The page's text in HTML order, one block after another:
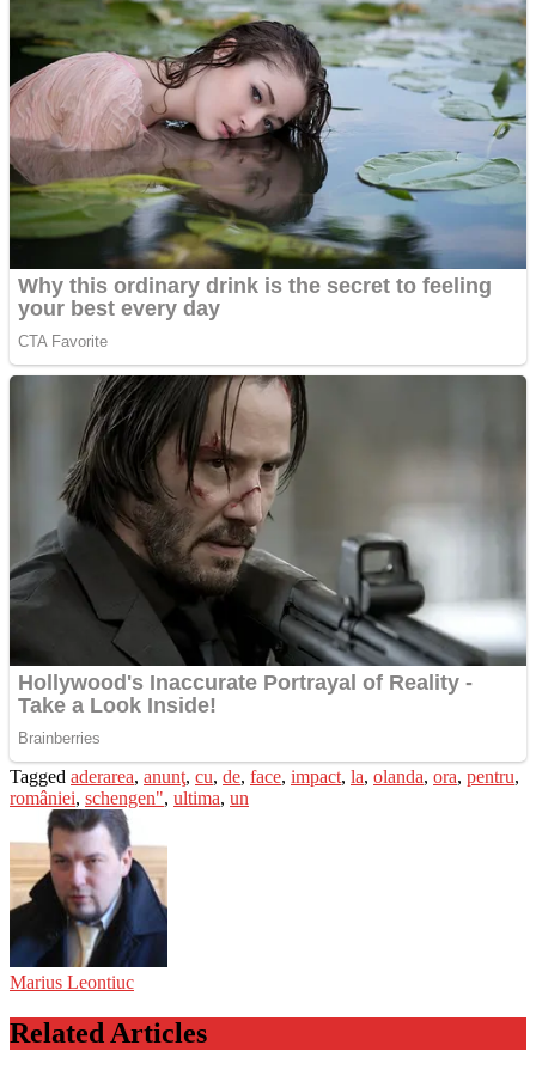
Tagged aderarea, anunţ, cu, de, face, impact, la, olanda, ora, pentru,
româniei, schengen", ultima, un
Marius Leontiuc
Related Articles